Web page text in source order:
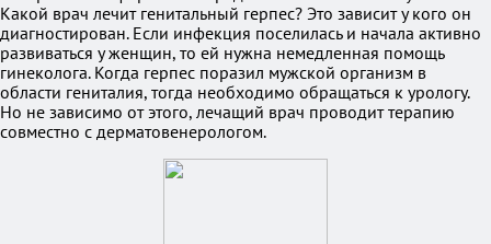
Какой врач лечит генитальный герпес? Это зависит у кого он
диагностирован. Если инфекция поселилась и начала активно
развиваться у женщин, то ей нужна немедленная помощь
гинеколога. Когда герпес поразил мужской организм в
области гениталия, тогда необходимо обращаться к урологу.
Но не зависимо от этого, лечащий врач проводит терапию
совместно с дерматовенерологом.